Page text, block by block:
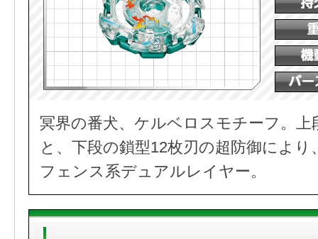
冥界の番犬、ケルベロスモチーフ。上
と、下段の鎖型12枚刃の超防御によ
フェンス系デュアルレイヤー。